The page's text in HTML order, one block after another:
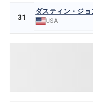
31
ダスティン・ジョ
USA